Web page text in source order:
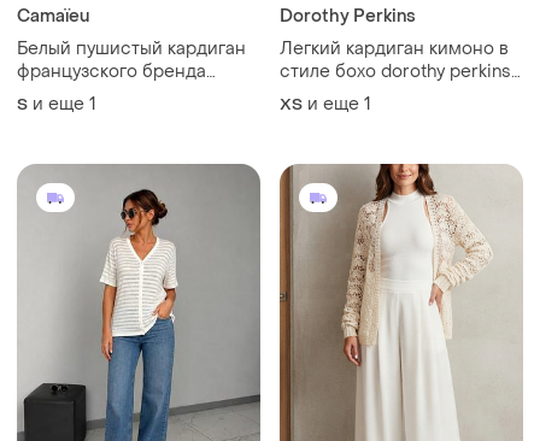
Camaïeu
Белый пушистый кардиган
французского бренда
camaïeu без застежек с
мягкой фактурой под мохер
S и еще 1
Dorothy Perkins
Легкий кардиган кимоно в
стиле бохо dorothy perkins,
размер xs / хлопок
ХS и еще 1